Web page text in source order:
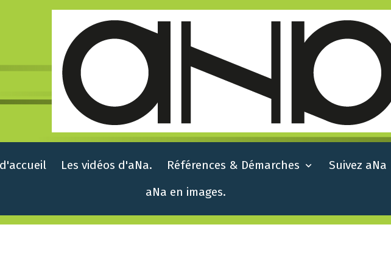
Les vidéos d'aNa. Références & Démarches
Suivez aNa
aNa en images.